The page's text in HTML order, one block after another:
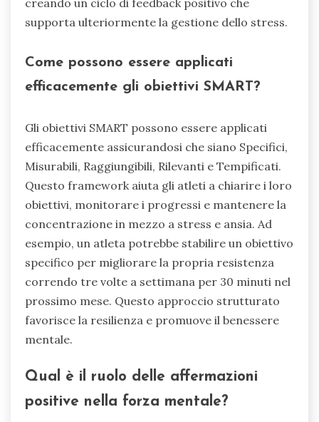
supporta ulteriormente la gestione dello stress.
Come possono essere applicati
efficacemente gli obiettivi SMART?
Gli obiettivi SMART possono essere applicati
efficacemente assicurandosi che siano Specifici,
Misurabili, Raggiungibili, Rilevanti e Tempificati.
Questo framework aiuta gli atleti a chiarire i loro
obiettivi, monitorare i progressi e mantenere la
concentrazione in mezzo a stress e ansia. Ad
esempio, un atleta potrebbe stabilire un obiettivo
specifico per migliorare la propria resistenza
correndo tre volte a settimana per 30 minuti nel
prossimo mese. Questo approccio strutturato
favorisce la resilienza e promuove il benessere
mentale.
Qual è il ruolo delle affermazioni
positive nella forza mentale?